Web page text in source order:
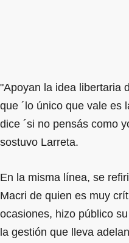
"Apoyan la idea libertaria
que ´lo único que vale es
dice ´si no pensás como
sostuvo Larreta.
En la misma línea, se
Macri de quien es muy
ocasiones, hizo público
la gestión que lleva